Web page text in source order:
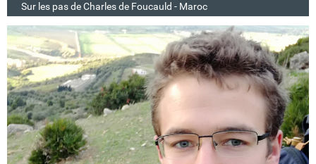
Sur les pas de Charles de Foucauld - Maroc